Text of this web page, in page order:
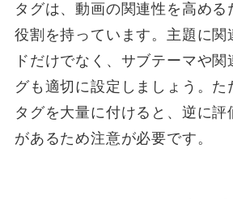
タグは、動画の関連性を高める
役割を持っています。主題に関
ドだけでなく、サブテーマや関
グも適切に設定しましょう。た
タグを大量に付けると、逆に評
があるため注意が必要です。